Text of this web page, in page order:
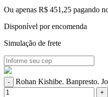
Ou apenas R$ 451,25 pagando
Disponível por encomenda
Simulação de frete
Rohan Kishibe. Banpresto.